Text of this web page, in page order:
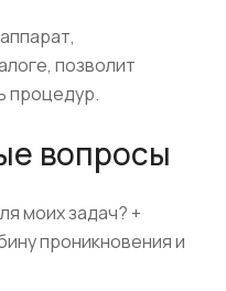
позволит
процедур.
вопросы
моих задач? +
проникновения и